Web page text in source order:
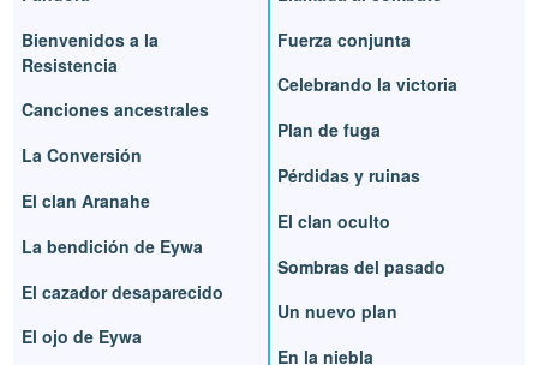
Bienvenidos a la
Resistencia
Canciones ancestrales
La Conversión
El clan Aranahe
La bendición de Eywa
El cazador desaparecido
El ojo de Eywa
Fuerza conjunta
Celebrando la victoria
Plan de fuga
Pérdidas y ruinas
El clan oculto
Sombras del pasado
Un nuevo plan
En la niebla